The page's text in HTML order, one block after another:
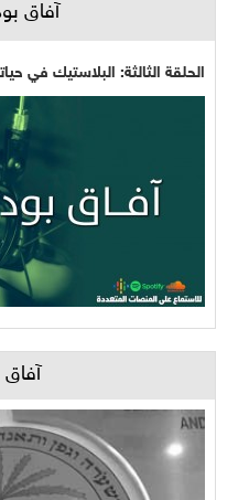
آفاق
الحلقة الثالثة: البلاستيك في